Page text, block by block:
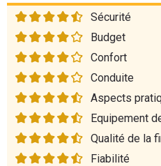
Sécurité
Budget
Confort
Conduite
Aspects
Equipement
Qualité de la
Fiabilité